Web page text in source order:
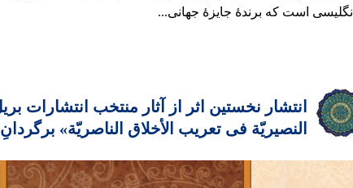
انگلیسی است که برندۀ جایزۀ جهانی...
انتشار نخستین اثر از آثار منتخب انتشارات
النصیریّة فی تعریب الأخلاق الناصریّة»